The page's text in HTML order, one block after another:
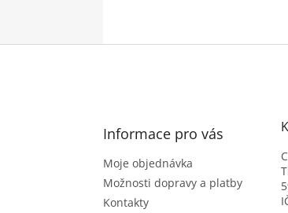
Informace pro vás
Moje objednávka
Možnosti dopravy a platby
Kontakty